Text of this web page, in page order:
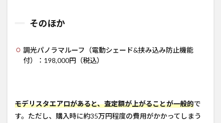
そのほか
調光パノラマルーフ（電動シェード&挟み込み防止機能
付）：198,000円（税込）
モデリスタエアロがあると、査定額が上がることが一般的で
す。ただし、購入時に約35万円程度の費用がかかってしまう